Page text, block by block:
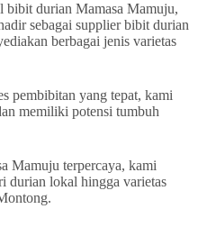
bibit durian Mamasa Mamuju,
sebagai supplier bibit durian
berbagai jenis varietas
pembibitan yang tepat, kami
memiliki potensi tumbuh
Mamuju terpercaya, kami
durian lokal hingga varietas